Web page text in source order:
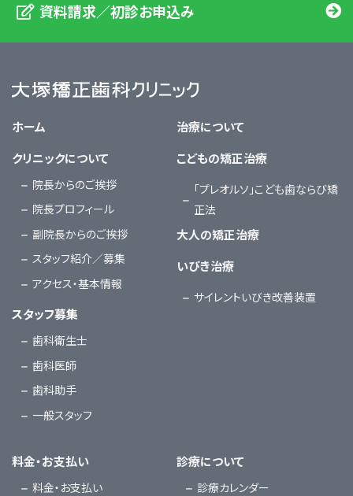
資料請求／初診お申込み
ホーム
クリニックについて
院長からのご挨拶
院長プロフィール
副院長からのご挨拶
スタッフ紹介／募集
アクセス・基本情報
スタッフ募集
歯科衛生士
歯科医師
歯科助手
一般スタッフ
治療について
こどもの矯正治療
「プレオルソ」こども歯ならび矯
正法
大人の矯正治療
いびき治療
サイレントいびき改善装置
料金・お支払い
料金・お支払い
診療について
診療カレンダー